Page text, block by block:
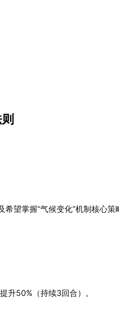
望掌握“气候变化”机制核心
升50%（持续3回合）。